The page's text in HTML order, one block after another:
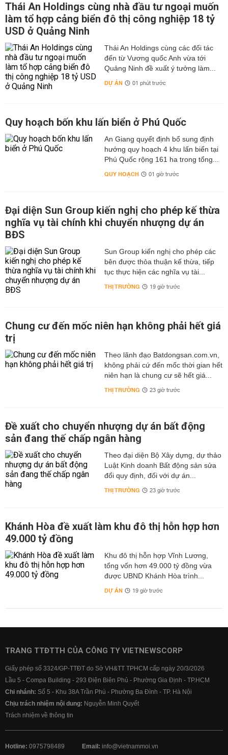
Thái An Holdings cùng nhà đầu tư ngoại muốn
làm tổ hợp cảng biển đô thị công nghiệp 18 tỷ
USD ở Quảng Ninh
Thái An Holdings cùng các đối tác
đến từ Vương quốc Anh vừa tới
Quảng Ninh đề xuất ý tưởng làm...
DỰ ÁN 01 phút trước
Quy hoạch bốn khu lấn biển ở Phú Quốc
An Giang quyết định bổ sung định
hướng quy hoạch 4 khu lấn biển tại
Phú Quốc rộng 161 ha trong tổng...
QUY HOẠCH 01 giờ trước
Đại diện Sun Group kiến nghị cho phép kế thừa
nghĩa vụ tài chính khi chuyển nhượng dự án
BĐS
Sun Group kiến nghị cho phép các
bên được thỏa thuận kế thừa, tiếp
tục thực hiện các nghĩa vụ tài...
THỊ TRƯỜNG 19 giờ trước
Chung cư đến mốc niên hạn không phải hết giá
trị
Theo lãnh đạo Batdongsan.com.vn,
không phải cứ đến mốc thời gian hết
niên hạn là chung cư sẽ hết giá...
THỊ TRƯỜNG 23 giờ trước
Đề xuất cho chuyển nhượng dự án bất động
sản đang thế chấp ngân hàng
Theo đại diện Bộ Xây dựng, dự thảo
Luật Kinh doanh Bất động sản sửa
đổi quy định, đối với dự án...
THỊ TRƯỜNG 23 giờ trước
Khánh Hòa đề xuất làm khu đô thị hỗn hợp hơn
49.000 tỷ đồng
Khu đô thị hỗn hợp Vĩnh Lương,
tổng vốn hơn 49.000 tỷ đồng vừa
được UBND Khánh Hòa trình...
DỰ ÁN 19 giờ trước
TRANG TTĐTTH CỦA CÔNG TY VIETNEWSCORP
Giấy phép số 3324/GP-TTĐT do Sở VH&TT TPHCM cấp ngày 20/3/2026
Lầu 5 - Compa Building - 293 Điện Biên Phủ - Phường Gia Định - TP.HCM
Chi nhánh: Số 5 - Khu 38A Trần Phú - Phường Ba Đình - TP. Hà Nội
Chịu trách nhiệm nội dung: Nguyễn Minh Quyết
Trách nhiệm về thông tin
Hotline: 0975798489 Email: info@vietnammoi.vn